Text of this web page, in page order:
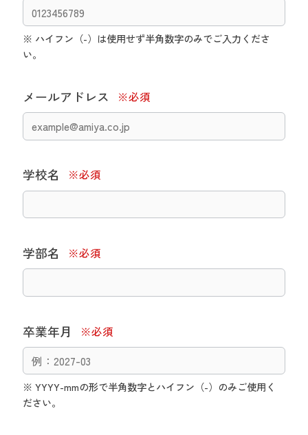
※ ハイフン（-）は使用せず半角数字のみでご入力くださ
い。
メールアドレス
学校名
学部名
卒業年月
※ YYYY-mmの形で半角数字とハイフン（-）のみご使用く
ださい。